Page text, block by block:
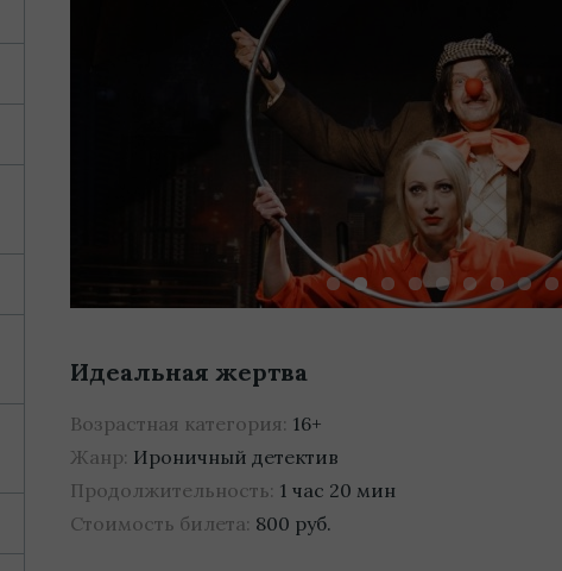
Идеальная жертва
Возрастная категория: 16+
Жанр: Ироничный детектив
Продолжительность: 1 час 20 мин
Стоимость билета: 800 руб.